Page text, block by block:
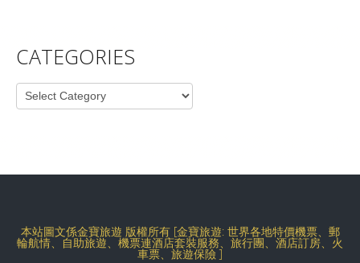
CATEGORIES
Categories
本站圖文係金寶旅遊 版權所有 [金寶旅遊: 世界各地特價機票、郵
輪航情、自助旅遊、機票連酒店套裝服務、旅行團、酒店訂房、火
車票、旅遊保險 ]